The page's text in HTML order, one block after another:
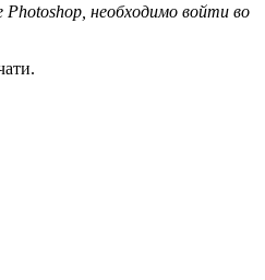
необходимо войти во